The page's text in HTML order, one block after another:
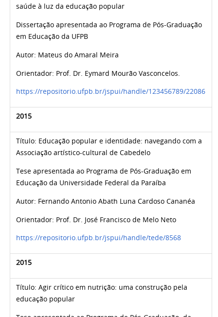
saúde à luz da educação popular
Dissertação apresentada ao Programa de Pós-Graduação
em Educação da UFPB
Autor: Mateus do Amaral Meira
Orientador: Prof. Dr. Eymard Mourão Vasconcelos.
https://repositorio.ufpb.br/jspui/handle/123456789/22086
2015
Título: Educação popular e identidade: navegando com a
Associação artístico-cultural de Cabedelo
Tese apresentada ao Programa de Pós-Graduação em
Educação da Universidade Federal da Paraíba
Autor: Fernando Antonio Abath Luna Cardoso Cananéa
Orientador: Prof. Dr. José Francisco de Melo Neto
https://repositorio.ufpb.br/jspui/handle/tede/8568
2015
Título: Agir crítico em nutrição: uma construção pela
educação popular